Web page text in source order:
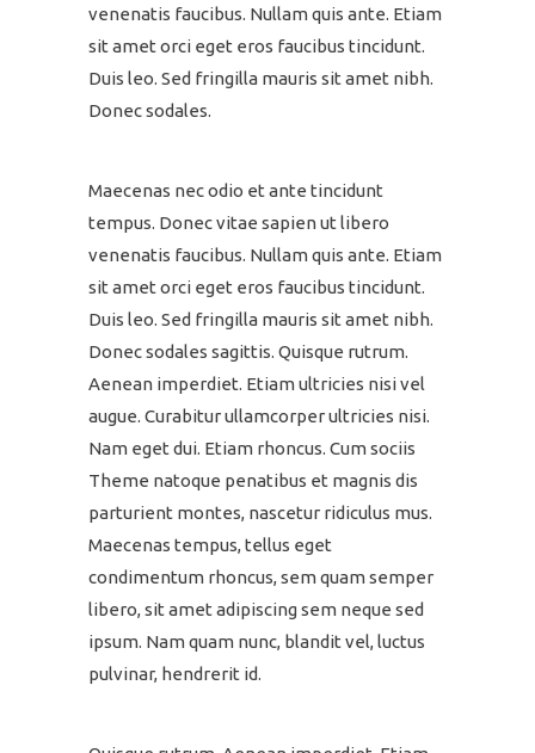
venenatis faucibus. Nullam quis ante. Etiam
sit amet orci eget eros faucibus tincidunt.
Duis leo. Sed fringilla mauris sit amet nibh.
Donec sodales.
Maecenas nec odio et ante tincidunt
tempus. Donec vitae sapien ut libero
venenatis faucibus. Nullam quis ante. Etiam
sit amet orci eget eros faucibus tincidunt.
Duis leo. Sed fringilla mauris sit amet nibh.
Donec sodales sagittis. Quisque rutrum.
Aenean imperdiet. Etiam ultricies nisi vel
augue. Curabitur ullamcorper ultricies nisi.
Nam eget dui. Etiam rhoncus. Cum sociis
Theme natoque penatibus et magnis dis
parturient montes, nascetur ridiculus mus.
Maecenas tempus, tellus eget
condimentum rhoncus, sem quam semper
libero, sit amet adipiscing sem neque sed
ipsum. Nam quam nunc, blandit vel, luctus
pulvinar, hendrerit id.